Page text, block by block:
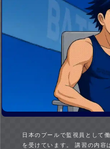
日本のプールで監視員として
を受けています。 講習の内容は、ダミー人情を使って胸骨圧迫など実